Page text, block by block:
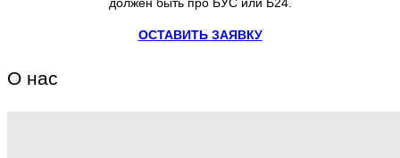
ОСТАВИТЬ ЗАЯВКУ
О нас